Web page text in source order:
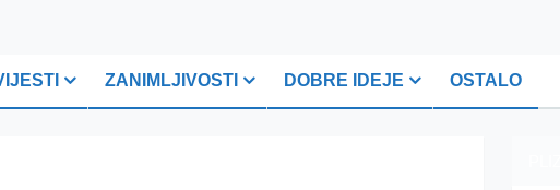
ZANIMLJIVOSTI DOBRE IDEJE OSTALO